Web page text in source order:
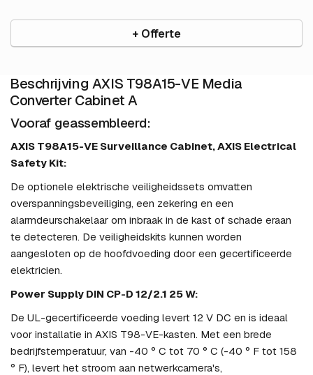
+ Offerte
Beschrijving AXIS T98A15-VE Media
Converter Cabinet A
Vooraf geassembleerd:
AXIS T98A15-VE Surveillance Cabinet, AXIS Electrical
Safety Kit:
De optionele elektrische veiligheidssets omvatten
overspanningsbeveiliging, een zekering en een
alarmdeurschakelaar om inbraak in de kast of schade eraan
te detecteren. De veiligheidskits kunnen worden
aangesloten op de hoofdvoeding door een gecertificeerde
elektricien.
Power Supply DIN CP-D 12/2.1 25 W:
De UL-gecertificeerde voeding levert 12 V DC en is ideaal
voor installatie in AXIS T98-VE-kasten. Met een brede
bedrijfstemperatuur, van -40 ° C tot 70 ° C (-40 ° F tot 158
° F), levert het stroom aan netwerkcamera's,